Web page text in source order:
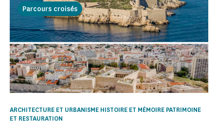
Parcours croisés
ARCHITECTURE ET URBANISME HISTOIRE ET MÉMOIRE PATRIMOINE
ET RESTAURATION